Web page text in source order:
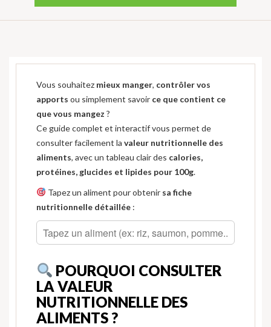
Vous souhaitez mieux manger, contrôler vos
apports ou simplement savoir ce que contient ce
que vous mangez ?
Ce guide complet et interactif vous permet de
consulter facilement la valeur nutritionnelle des
aliments, avec un tableau clair des calories,
protéines, glucides et lipides pour 100g.
Tapez un aliment pour obtenir sa fiche
nutritionnelle détaillée :
POURQUOI CONSULTER
LA VALEUR
NUTRITIONNELLE DES
ALIMENTS ?